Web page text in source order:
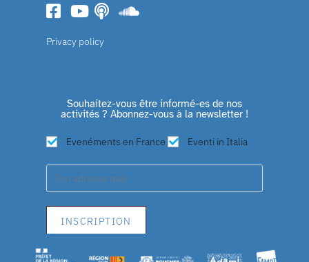
Privacy policy
Souhaitez-vous être informé-es de nos
activités ? Abonnez-vous à la newsletter !
Evenéments en France Eventi in Italia